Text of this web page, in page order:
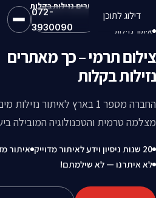
דילוג לתוכן
072-
3930090
צילום תרמי – כך מאתרים נזילות בקלות
איתור נזילות
צילום תרמי – כך מאתרים
נזילות בקלות
החברה מספר 1 בארץ לאיתור
מצלמה טרמית והטכנולוגיה המובילה
20 שנות ניסיון וידע לאיתור מדוייק
איתור מדוייק
לא איתרנו — לא שילמתם!